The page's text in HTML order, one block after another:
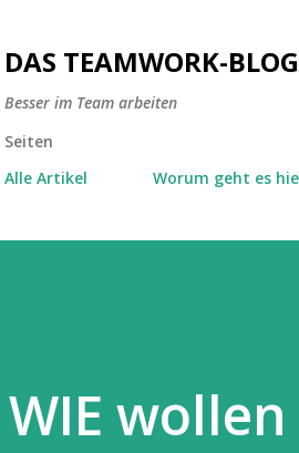
DAS TEAMWORK-BLOG
Besser im Team arbeiten
Seiten
Alle Artikel
Worum geht es
WIE